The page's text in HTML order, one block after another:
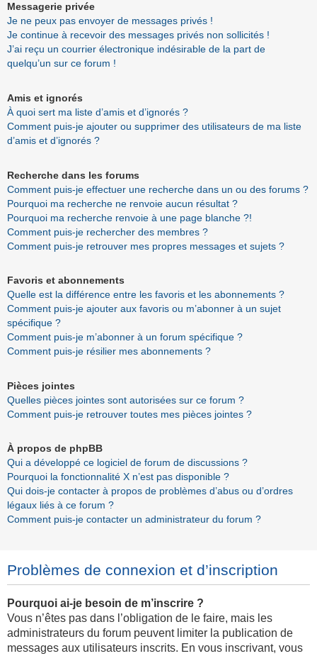
Messagerie privée
Je ne peux pas envoyer de messages privés !
Je continue à recevoir des messages privés non sollicités !
J’ai reçu un courrier électronique indésirable de la part de
quelqu’un sur ce forum !
Amis et ignorés
À quoi sert ma liste d’amis et d’ignorés ?
Comment puis-je ajouter ou supprimer des utilisateurs de ma liste
d’amis et d’ignorés ?
Recherche dans les forums
Comment puis-je effectuer une recherche dans un ou des forums ?
Pourquoi ma recherche ne renvoie aucun résultat ?
Pourquoi ma recherche renvoie à une page blanche ?!
Comment puis-je rechercher des membres ?
Comment puis-je retrouver mes propres messages et sujets ?
Favoris et abonnements
Quelle est la différence entre les favoris et les abonnements ?
Comment puis-je ajouter aux favoris ou m’abonner à un sujet
spécifique ?
Comment puis-je m’abonner à un forum spécifique ?
Comment puis-je résilier mes abonnements ?
Pièces jointes
Quelles pièces jointes sont autorisées sur ce forum ?
Comment puis-je retrouver toutes mes pièces jointes ?
À propos de phpBB
Qui a développé ce logiciel de forum de discussions ?
Pourquoi la fonctionnalité X n’est pas disponible ?
Qui dois-je contacter à propos de problèmes d’abus ou d’ordres
légaux liés à ce forum ?
Comment puis-je contacter un administrateur du forum ?
Problèmes de connexion et d’inscription
Pourquoi ai-je besoin de m’inscrire ?
Vous n’êtes pas dans l’obligation de le faire, mais les
administrateurs du forum peuvent limiter la publication de
messages aux utilisateurs inscrits. En vous inscrivant, vous